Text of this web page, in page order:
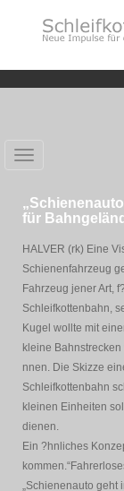
Toggle
für
HALVER (rk) Eine
Schienenfahrzeug
Fahrzeug jener Art,
Schleifkottenbahn,
Kugel wollte mit
kleine
nnen. Die Skizze
Schleifkottenbahn
kleinen Einheiten
dienen.
Ein ?hnliches
„Schienenauto